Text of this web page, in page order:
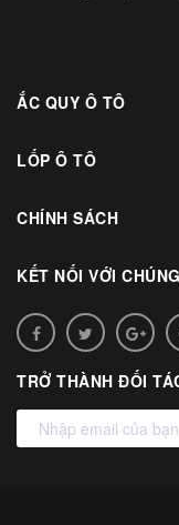
ẮC QUY Ô TÔ
LỐP Ô TÔ
CHÍNH SÁCH
KẾT NỐI VỚI
TRỞ THÀNH ĐỐI